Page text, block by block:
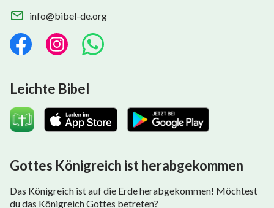
info@bibel-de.org
Leichte Bibel
Gottes Königreich ist herabgekommen
Das Königreich ist auf die Erde herabgekommen! Möchtest
du das Königreich Gottes betreten?